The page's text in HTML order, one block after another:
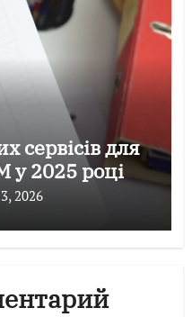
сервісів для
у 2025 році
2026